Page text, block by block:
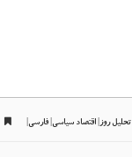
تحلیل روز اقتصاد سیاسی فارسی